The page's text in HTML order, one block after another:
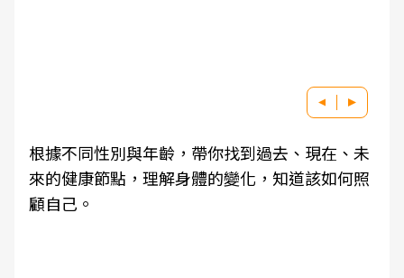
根據不同性別與年齡，帶你找到過去、現在、未
來的健康節點，理解身體的變化，知道該如何照
顧自己。